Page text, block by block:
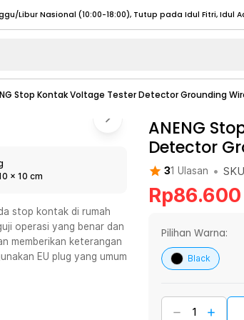
Sabtu - Minggu (08:00 - 20:00), Tutup pada Idul Fitri
Minggu/ Libur Nasional (08:00 - 17:00)Selengkapnya
- Minggu/ Libur Nasional (08:00 - 17:00) Selengkapnya
Libur Nasional (12:00-20:00), Tutup pada Idul Fitri
Libur Nasional (12:00-20:00), Tutup pada Idul Fitri
Sabtu - Minggu (08:00 - 20:00), Tutup pada Idul Fitri
Selengkapnya
Stop Kontak Voltage Tester Detector Grounding
x 10 cm
stop kontak di rumah
operasi yang benar dan
memberikan keterangan
EU plug yang umum
ANENG
Detector
31 Ulasan • SKU
Rp86.600
Pilihan Warna:
Black